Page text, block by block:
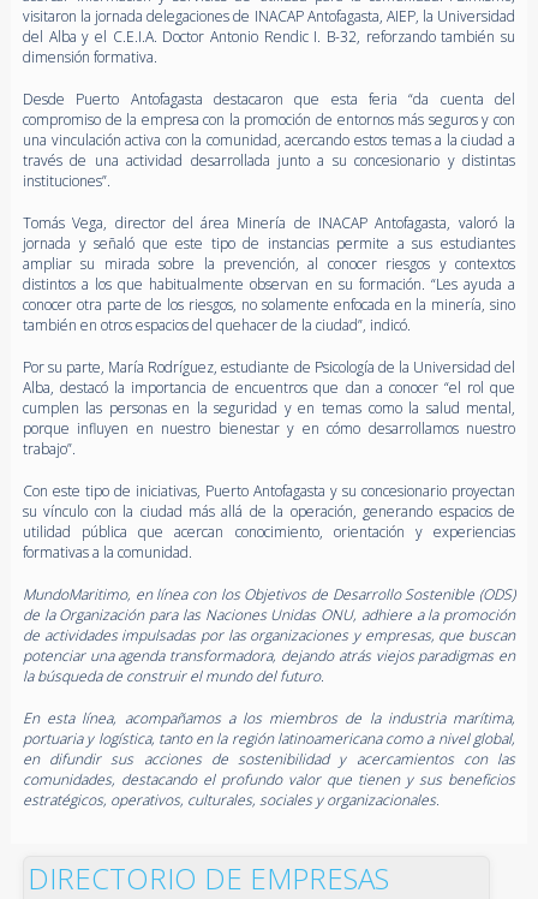
visitaron la jornada delegaciones de INACAP Antofagasta, AIEP, la Universidad
del Alba y el C.E.I.A. Doctor Antonio Rendic I. B-32, reforzando también su
dimensión formativa.
Desde Puerto Antofagasta destacaron que esta feria “da cuenta del
compromiso de la empresa con la promoción de entornos más seguros y con
una vinculación activa con la comunidad, acercando estos temas a la ciudad a
través de una actividad desarrollada junto a su concesionario y distintas
instituciones”.
Tomás Vega, director del área Minería de INACAP Antofagasta, valoró la
jornada y señaló que este tipo de instancias permite a sus estudiantes
ampliar su mirada sobre la prevención, al conocer riesgos y contextos
distintos a los que habitualmente observan en su formación. “Les ayuda a
conocer otra parte de los riesgos, no solamente enfocada en la minería, sino
también en otros espacios del quehacer de la ciudad”, indicó.
Por su parte, María Rodríguez, estudiante de Psicología de la Universidad del
Alba, destacó la importancia de encuentros que dan a conocer “el rol que
cumplen las personas en la seguridad y en temas como la salud mental,
porque influyen en nuestro bienestar y en cómo desarrollamos nuestro
trabajo”.
Con este tipo de iniciativas, Puerto Antofagasta y su concesionario proyectan
su vínculo con la ciudad más allá de la operación, generando espacios de
utilidad pública que acercan conocimiento, orientación y experiencias
formativas a la comunidad.
MundoMaritimo, en línea con los Objetivos de Desarrollo Sostenible (ODS)
de la Organización para las Naciones Unidas ONU, adhiere a la promoción
de actividades impulsadas por las organizaciones y empresas, que buscan
potenciar una agenda transformadora, dejando atrás viejos paradigmas en
la búsqueda de construir el mundo del futuro.
En esta línea, acompañamos a los miembros de la industria marítima,
portuaria y logística, tanto en la región latinoamericana como a nivel global,
en difundir sus acciones de sostenibilidad y acercamientos con las
comunidades, destacando el profundo valor que tienen y sus beneficios
estratégicos, operativos, culturales, sociales y organizacionales.
DIRECTORIO DE EMPRESAS